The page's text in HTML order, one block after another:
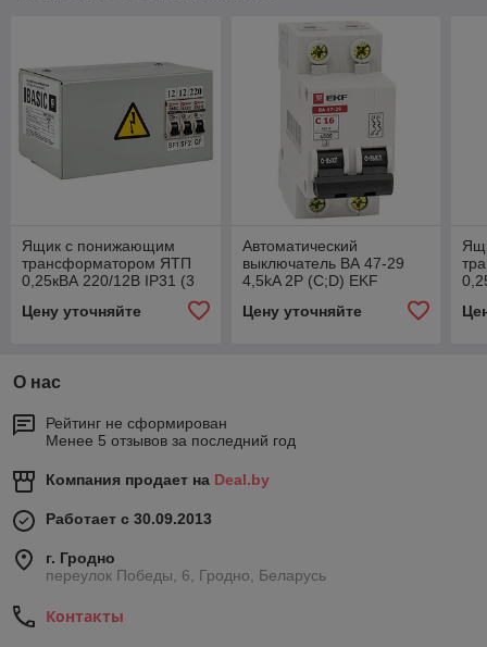
Ящик с понижающим
трансформатором ЯТП
0,25кВА 220/12В IP31 (3
Цену уточняйте
Автоматический
выключатель ВА 47-29
4,5kA 2P (C;D) EKF
Цену уточняйте
О нас
Рейтинг не сформирован
Менее 5 отзывов за последний год
Компания продает на Deal.by
Работает с 30.09.2013
г. Гродно
переулок Победы, 6, Гродно, Беларусь
Контакты